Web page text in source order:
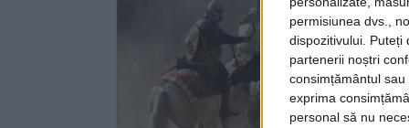
permisiunea dvs.,
dispozitivului. Puteți
partenerii noștri
consimțământul
exprima
personal să nu